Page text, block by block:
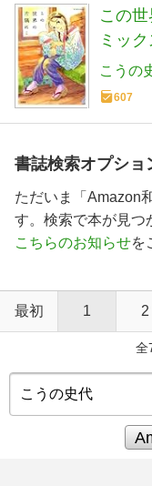
この
ミッ
こうの
607
書誌検索オプショ
ただいま「Amazon
す。検索で本が見つ
こちらのお知らせを
最初 1 2
全